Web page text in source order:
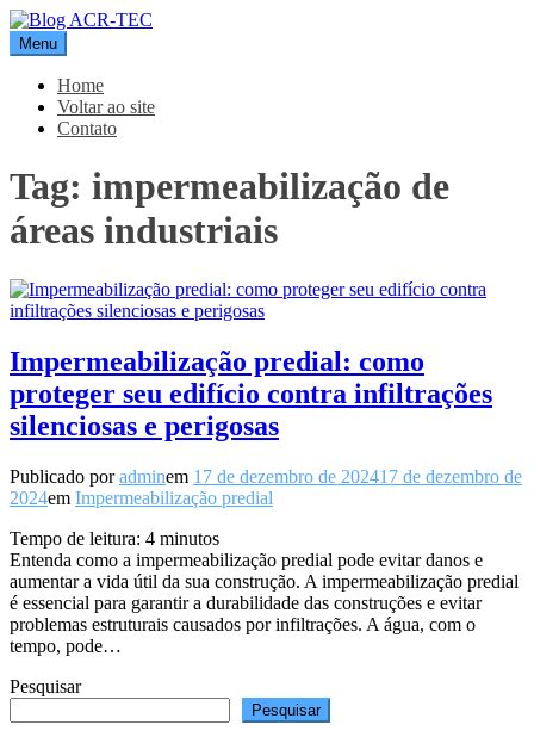
Pular
para
o
conteúdo
Blog ACR-TEC
Menu
Home
Voltar ao site
Contato
Tag: impermeabilização de
áreas industriais
Impermeabilização predial: como
proteger seu edifício contra infiltrações
silenciosas e perigosas
Publicado poradminem 17 de dezembro de 202417 de dezembro de
2024em Impermeabilização predial
Tempo de leitura: 4 minutos
Entenda como a impermeabilização predial pode evitar danos e
aumentar a vida útil da sua construção. A impermeabilização predial
é essencial para garantir a durabilidade das construções e evitar
problemas estruturais causados por infiltrações. A água, com o
tempo, pode…
Pesquisar
Pesquisar